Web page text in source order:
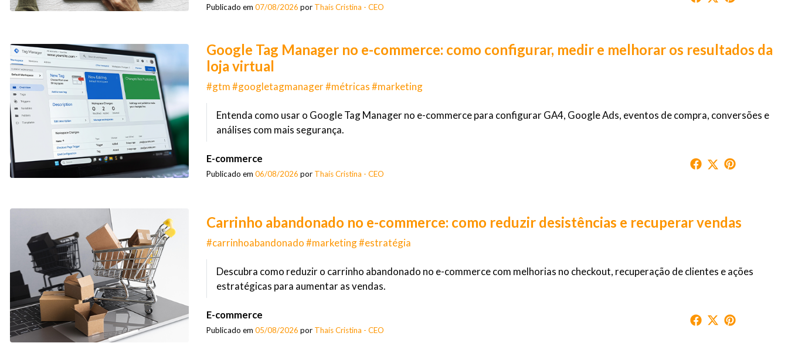
Publicado em 07/08/2026 por Thaís Cristina - CEO
Google Tag Manager no e-commerce: como configurar, medir e melhorar os resultados da
loja virtual
#gtm #googletagmanager #métricas #marketing
Entenda como usar o Google Tag Manager no e-commerce para configurar GA4, Google Ads, eventos de compra, conversões e
análises com mais segurança.
E-commerce
Publicado em 06/08/2026 por Thaís Cristina - CEO
Carrinho abandonado no e-commerce: como reduzir desistências e recuperar vendas
#carrinhoabandonado #marketing #estratégia
Descubra como reduzir o carrinho abandonado no e-commerce com melhorias no checkout, recuperação de clientes e ações
estratégicas para aumentar as vendas.
E-commerce
Publicado em 05/08/2026 por Thaís Cristina - CEO